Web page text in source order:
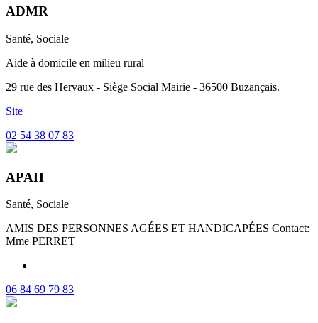
ADMR
Santé, Sociale
Aide à domicile en milieu rural
29 rue des Hervaux - Siège Social Mairie - 36500 Buzançais.
Site
02 54 38 07 83
APAH
Santé, Sociale
AMIS DES PERSONNES AGÉES ET HANDICAPÉES Contact:
Mme PERRET
06 84 69 79 83